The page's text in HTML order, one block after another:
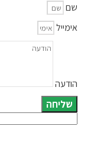
שם
אימייל
הודעה
שליחה